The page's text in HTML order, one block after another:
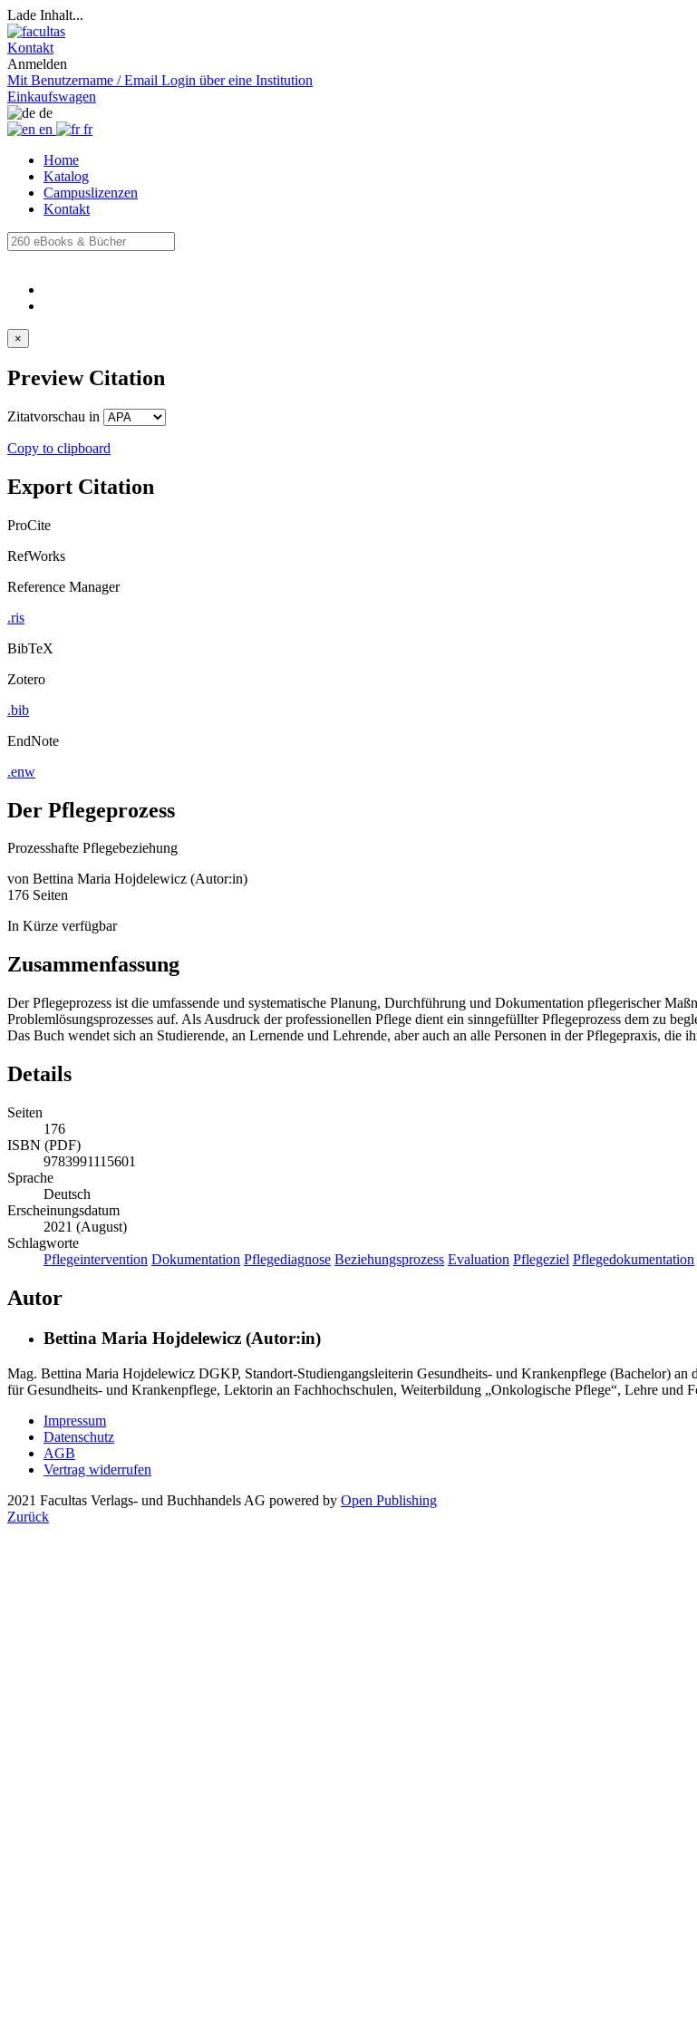
Lade Inhalt...
Kontakt
Anmelden
Mit Benutzername / Email Login über eine Institution
Einkaufswagen
de
en
fr
Home
Katalog
Campuslizenzen
Kontakt
×
Preview Citation
Zitatvorschau in
Copy to clipboard
Export Citation
ProCite
RefWorks
Reference Manager
.ris
BibTeX
Zotero
.bib
EndNote
.enw
Der Pflegeprozess
Prozesshafte Pflegebeziehung
von Bettina Maria Hojdelewicz (Autor:in)
176 Seiten
In Kürze verfügbar
Zusammenfassung
Der Pflegeprozess ist die umfassende und systematische Planung, Durchführung und Dokumentation pflegerischer
Problemlösungsprozesses auf. Als Ausdruck der professionellen Pflege dient ein sinngefüllter Pflegeprozess dem zu
Das Buch wendet sich an Studierende, an Lernende und Lehrende, aber auch an alle Personen in der Pflegepraxis, die
Details
Seiten
176
ISBN (PDF)
9783991115601
Sprache
Deutsch
Erscheinungsdatum
2021 (August)
Schlagworte
Pflegeintervention Dokumentation Pflegediagnose Beziehungsprozess Evaluation Pflegeziel Pflegedokumentation
Autor
Bettina Maria Hojdelewicz (Autor:in)
Mag. Bettina Maria Hojdelewicz DGKP, Standort-Studiengangsleiterin Gesundheits- und Krankenpflege (Bachelor)
für Gesundheits- und Krankenpflege, Lektorin an Fachhochschulen, Weiterbildung „Onkologische Pflege“, Lehre und
Impressum
Datenschutz
AGB
Vertrag widerrufen
2021 Facultas Verlags- und Buchhandels AG powered by Open Publishing
Zurück